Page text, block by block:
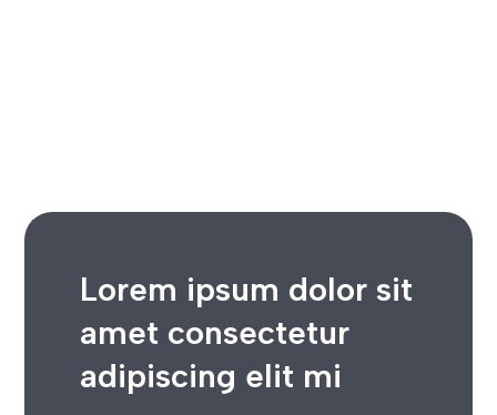
Lorem ipsum dolor sit
amet consectetur
adipiscing elit mi